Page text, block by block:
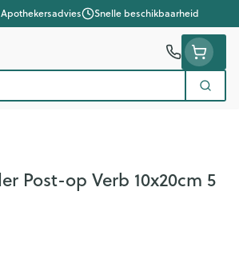
Apothekersadvies Snelle beschikbaarheid
Zoek
Post-op Verb 10x20cm 5